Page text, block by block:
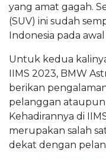
yang amat gagah.
(SUV) ini sudah
Indonesia pada
Untuk kedua
IIMS 2023, BMW
berikan
pelanggan ataupun
Kehadirannya di
merupakan salah
dekat dengan